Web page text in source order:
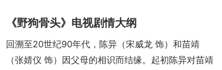
《野狗骨头》电视剧情大纲
回溯至20世纪90年代，陈异（宋威龙 饰）和苗靖
（张婧仪 饰）因父母的相识而结缘。起初陈异对苗靖